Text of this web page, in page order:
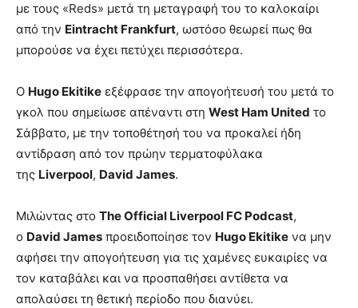
με τους «Reds» μετά τη μεταγραφή του το καλοκαίρι
από την Eintracht Frankfurt, ωστόσο θεωρεί πως θα
μπορούσε να έχει πετύχει περισσότερα.
Ο Hugo Ekitike εξέφρασε την απογοήτευσή του μετά το
γκολ που σημείωσε απέναντι στη West Ham United το
Σάββατο, με την τοποθέτησή του να προκαλεί ήδη
αντίδραση από τον πρώην τερματοφύλακα
της Liverpool, David James.
Μιλώντας στο The Official Liverpool FC Podcast,
ο David James προειδοποίησε τον Hugo Ekitike να μην
αφήσει την απογοήτευση για τις χαμένες ευκαιρίες να
τον καταβάλει και να προσπαθήσει αντίθετα να
απολαύσει τη θετική περίοδο που διανύει.